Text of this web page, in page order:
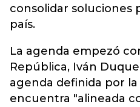
consolidar soluciones
país.
La agenda empezó
República, Iván
agenda definida por
encuentra "alineada